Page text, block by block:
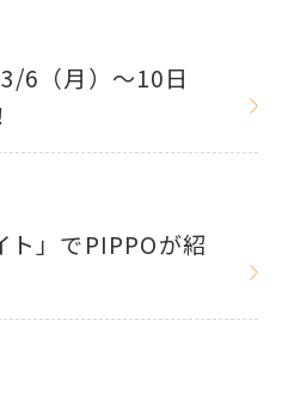
6（月）～10日
ト」でPIPPOが紹